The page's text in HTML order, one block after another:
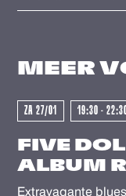
info@dehelling.nl
MEER
ZA 27/01 19:30 -
FIVE
ALBUM
Extravagante